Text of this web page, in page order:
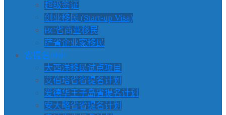
超级签证
创业移民 (Start-up Visa)
BC省商业移民
萨省企业家移民
省提名PNP
大西洋移民试点项目
艾伯塔省省提名计划
爱德华王子岛省提名计划
安大略省省提名计划